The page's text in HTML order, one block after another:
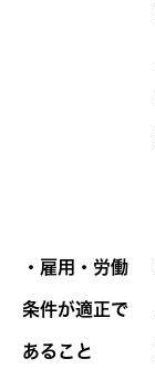
・雇用・労働
条件が適正で
あること